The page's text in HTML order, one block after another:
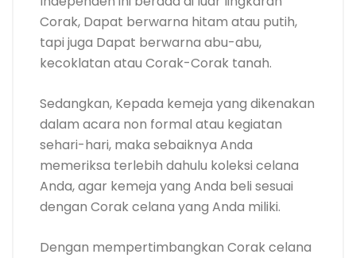
Corak, Dapat berwarna hitam atau putih,
tapi juga Dapat berwarna abu-abu,
kecoklatan atau Corak-Corak tanah.
Sedangkan, Kepada kemeja yang dikenakan
dalam acara non formal atau kegiatan
sehari-hari, maka sebaiknya Anda
memeriksa terlebih dahulu koleksi celana
Anda, agar kemeja yang Anda beli sesuai
dengan Corak celana yang Anda miliki.
Dengan mempertimbangkan Corak celana